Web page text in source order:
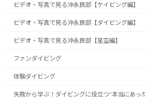
ビデオ・写真で見る沖永良部【ケイビング編】
ビデオ・写真で見る沖永良部【ダイビング編】
ビデオ・写真で見る沖永良部【星空編】
ファンダイビング
体験ダイビング
失敗から学ぶ！ダイビングに役立つ“本当にあっ